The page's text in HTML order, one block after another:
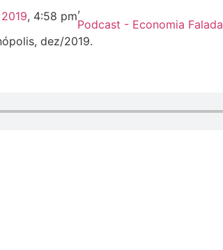
, 4:58 pm
,
Podcast - Economia Falada
dez/2019.